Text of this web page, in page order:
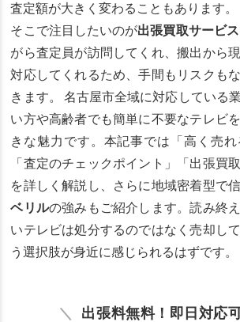
査定額が大きく変わることもあります。
そこで注目したいのが出張買取サービス
がら査定員が訪問してくれ、搬出から
対応してくれるため、手間もリスクも
きます。 名古屋市全域に対応している
い方や高齢者でも簡単に不要なテレビ
きな魅力です。本記事では「高く売れ
「査定のチェックポイント」「出張買
を詳しく解説し、さらに地域密着型で
ベリルの強みもご紹介します。読み終
いテレビは処分するのではなく売却し
う選択肢が身近に感じられるはずです。
出張料無料！即日対応